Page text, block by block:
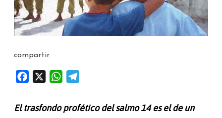
compartir
W
t
l
El trasfondo profético del salmo 14 es el de un